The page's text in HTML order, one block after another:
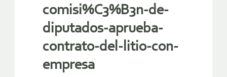
comisi%C3%B3n-de-
diputados-aprueba-
contrato-del-litio-con-
empresa